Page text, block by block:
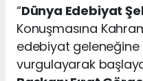
“Dünya Edebiyat
Konuşmasına
edebiyat
vurgulayarak